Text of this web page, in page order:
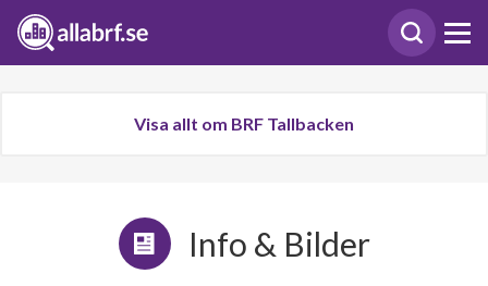
Visa allt om BRF Tallbacken
Info & Bilder